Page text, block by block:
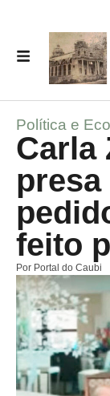
Política e
Carla
presa
feito
Por Portal do Caubi